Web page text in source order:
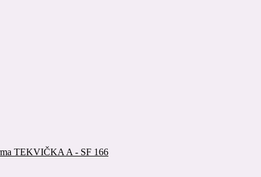
TEKVIČKA A - SF 166